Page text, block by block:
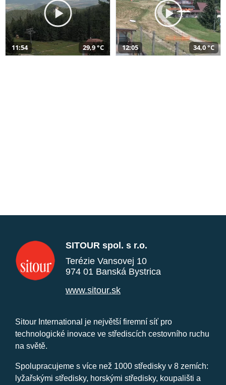
11:54 29,9 °C 12:05 34,0 °C
SITOUR spol. s r.o.
Terézie Vansovej 10
974 01 Banská Bystrica
www.sitour.sk
Sitour International je největší firemní síť pro
technologické inovace ve střediscích cestovního ruchu
na světě.
Spolupracujeme s více než 1000 středisky v 8 zemích:
lyžařskými středisky, horskými středisky, koupališti a